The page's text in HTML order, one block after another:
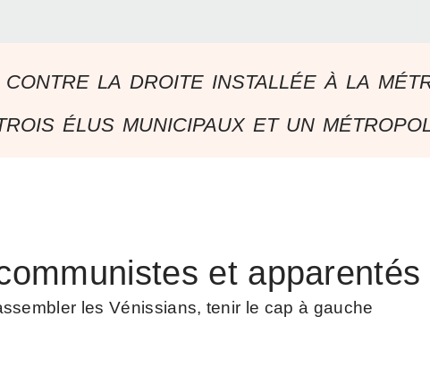
contre la droite installée à la
élus municipaux et un
et
les Vénissians, tenir le cap à gauche